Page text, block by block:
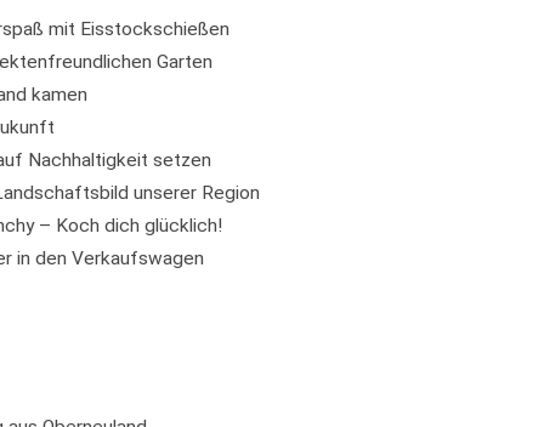
mit Eisstockschießen
Garten
kamen
Nachhaltigkeit setzen
unserer Region
– Koch dich glücklich!
in den Verkaufswagen